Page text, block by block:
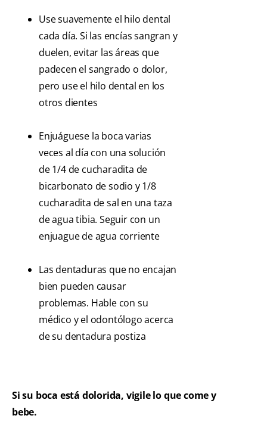
Use suavemente el hilo dental
cada día. Si las encías sangran y
duelen, evitar las áreas que
padecen el sangrado o dolor,
pero use el hilo dental en los
otros dientes
Enjuáguese la boca varias
veces al día con una solución
de 1/4 de cucharadita de
bicarbonato de sodio y 1/8
cucharadita de sal en una taza
de agua tibia. Seguir con un
enjuague de agua corriente
Las dentaduras que no encajan
bien pueden causar
problemas. Hable con su
médico y el odontólogo acerca
de su dentadura postiza
Si su boca está dolorida, vigile lo que come y
bebe.